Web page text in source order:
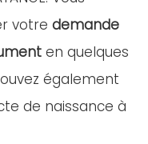
votre demande
en quelques
également
de naissance à